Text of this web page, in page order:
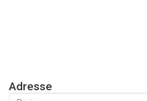
Adresse